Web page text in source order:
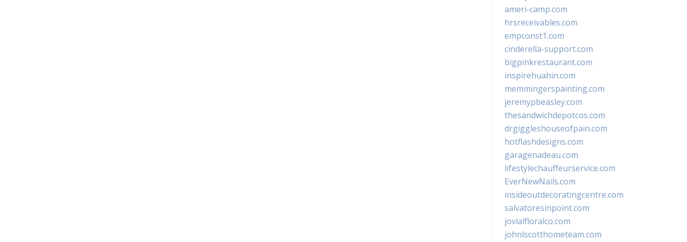
ameri-camp.com
hrsreceivables.com
empconst1.com
cinderella-support.com
bigpinkrestaurant.com
inspirehuahin.com
memmingerspainting.com
jeremypbeasley.com
thesandwichdepotcos.com
drgiggleshouseofpain.com
hotflashdesigns.com
garagenadeau.com
lifestylechauffeurservice.com
EverNewNails.com
insideoutdecoratingcentre.com
salvatoresinpoint.com
jovialfloralco.com
johnlscotthometeam.com